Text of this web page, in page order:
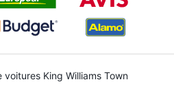
voitures King Williams Town